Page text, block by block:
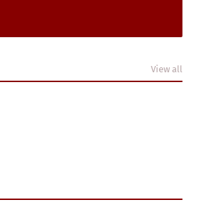
View all